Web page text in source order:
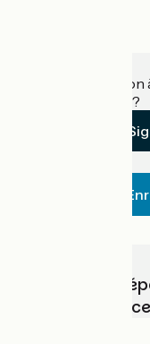
Une
établissement ?
Choisissez,
vélo avec